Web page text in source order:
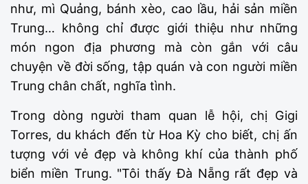
như, mì Quảng, bánh xèo, cao lầu, hải sản miền
Trung… không chỉ được giới thiệu như những
món ngon địa phương mà còn gắn với câu
chuyện về đời sống, tập quán và con người miền
Trung chân chất, nghĩa tình.
Trong dòng người tham quan lễ hội, chị Gigi
Torres, du khách đến từ Hoa Kỳ cho biết, chị ấn
tượng với vẻ đẹp và không khí của thành phố
biển miền Trung. "Tôi thấy Đà Nẵng rất đẹp và